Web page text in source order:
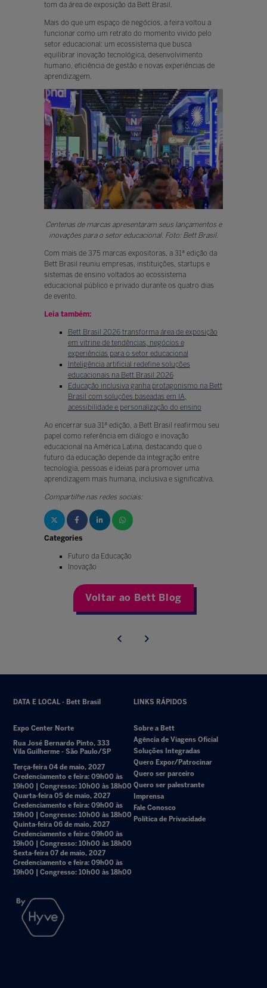
tom da área de exposição da Bett Brasil.
Mais do que um espaço de negócios, a feira voltou a
funcionar como um retrato do momento vivido pelo
setor educacional: um ecossistema que busca
equilibrar inovação tecnológica, desenvolvimento
humano, eficiência de gestão e novas experiências de
aprendizagem.
Centenas de marcas apresentaram seus lançamentos e
inovações para o setor educacional. Foto: Bett Brasil.
Com mais de 375 marcas expositoras, a 31ª edição da
Bett Brasil reuniu empresas, instituições, startups e
sistemas de ensino voltados ao ecossistema
educacional público e privado durante os quatro dias
de evento.
Leia também:
Bett Brasil 2026 transforma área de exposição
em vitrine de tendências, negócios e
experiências para o setor educacional
Inteligência artificial redefine soluções
educacionais na Bett Brasil 2026
Educação inclusiva ganha protagonismo na Bett
Brasil com soluções baseadas em IA,
acessibilidade e personalização do ensino
Ao encerrar sua 31ª edição, a Bett Brasil reafirmou seu
papel como referência em diálogo e inovação
educacional na América Latina, destacando que o
futuro da educação depende da integração entre
tecnologia, pessoas e ideias para promover uma
aprendizagem mais humana, inclusiva e significativa.
Compartilhe nas redes sociais:
Categories
Futuro da Educação
Inovação
Voltar ao Bett Blog
DATA E LOCAL - Bett Brasil
Expo Center Norte
Rua José Bernardo Pinto, 333
Vila Guilherme - São Paulo/SP
Terça-feira 04 de maio, 2027
Credenciamento e feira: 09h00 às
19h00 | Congresso: 10h00 às 18h00
Quarta-feira 05 de maio, 2027
Credenciamento e feira: 09h00 às
19h00 | Congresso: 10h00 às 18h00
Quinta-feira 06 de maio, 2027
Credenciamento e feira: 09h00 às
19h00 | Congresso: 10h00 às 18h00
Sexta-feira 07 de maio, 2027
Credenciamento e feira: 09h00 às
19h00 | Congresso: 10h00 às 18h00
LINKS RÁPIDOS
Sobre a Bett
Agência de Viagens Oficial
Soluções Integradas
Quero Expor/Patrocinar
Quero ser parceiro
Quero ser palestrante
Imprensa
Fale Conosco
Política de Privacidade